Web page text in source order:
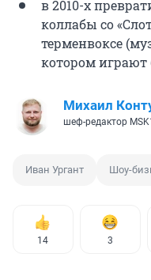
в 2010-х
коллабы со
терменвоксе
котором играют
Михаил
шеф-редактор
Иван Ургант Шоу-
14 3